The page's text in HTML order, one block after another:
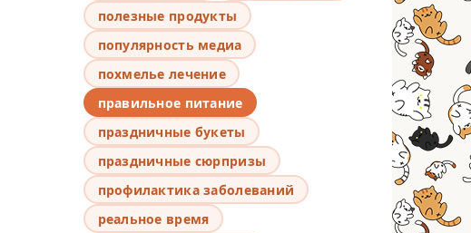
полезные продукты
популярность медиа
похмелье лечение
правильное питание
праздничные букеты
праздничные сюрпризы
профилактика заболеваний
реальное время